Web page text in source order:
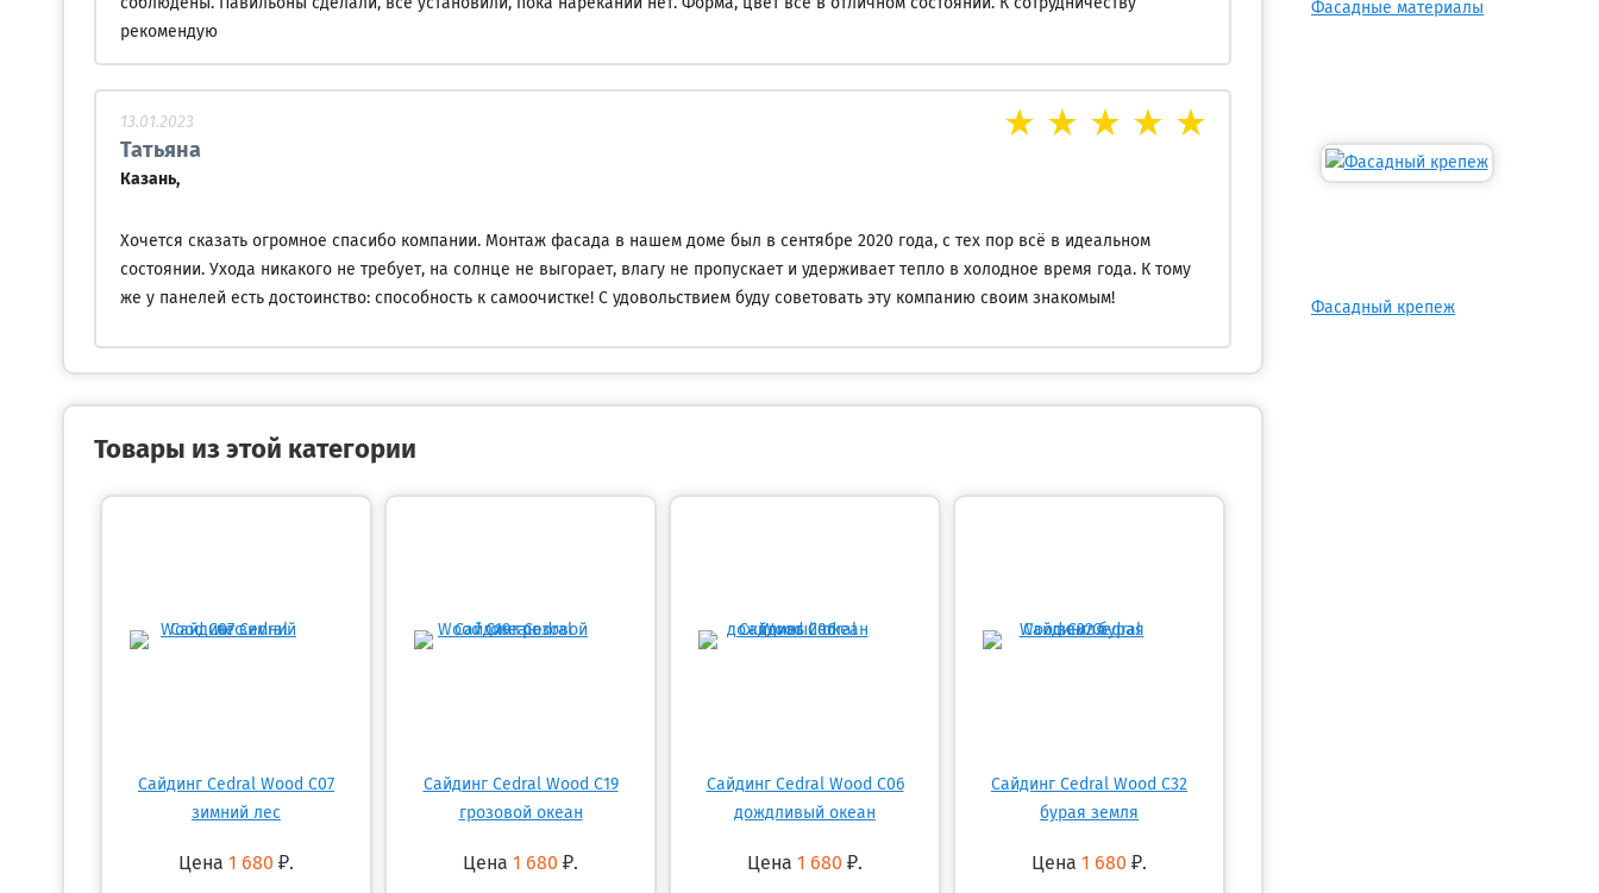
соблюдены. Павильоны сделали, все установили, пока нареканий нет. Форма, цвет все в отличном состоянии. К сотрудничеству
рекомендую
13.01.2023
Татьяна
Казань,
Хочется сказать огромное спасибо компании. Монтаж фасада в нашем доме был в сентябре 2020 года, с тех пор всё в идеальном
состоянии. Ухода никакого не требует, на солнце не выгорает, влагу не пропускает и удерживает тепло в холодное время года. К тому
же у панелей есть достоинство: способность к самоочистке! С удовольствием буду советовать эту компанию своим знакомым!
Товары из этой категории
Сайдинг Cedral Wood C07
зимний лес
Цена 1 680 ₽.
Сайдинг Cedral Wood C19
грозовой океан
Цена 1 680 ₽.
Сайдинг Cedral Wood C06
дождливый океан
Цена 1 680 ₽.
Сайдинг Cedral Wood C32
бурая земля
Цена 1 680 ₽.
Фасадные материалы
Фасадный крепеж